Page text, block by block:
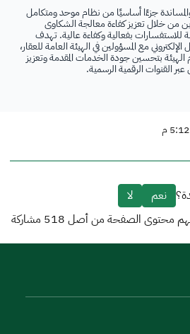
جزءًا أساسيًا من نظام موحد ومتكامل
من خلال تعزيز كفاءة معالجة الشكاوى
للاستفسارات بفعالية وكفاءة عالية. تهدف
مع المسؤولين في الهيئة العامة للعقار،
الهيئة بتحسين جودة الخدمات المقدمة وتعزيز
القنوات الرقمية الرسمية.
نعم
لا
محتوى الصفحة من أصل 518 مشاركة